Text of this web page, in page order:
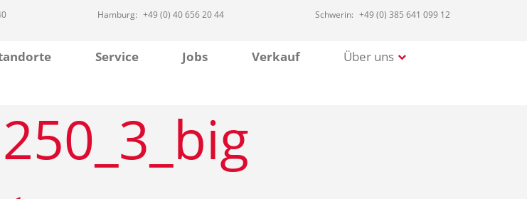
Hamburg: +49 (0) 40 656 20 44 Schwerin: +49 (0) 385 641 099 12
Service Jobs Verkauf Über uns